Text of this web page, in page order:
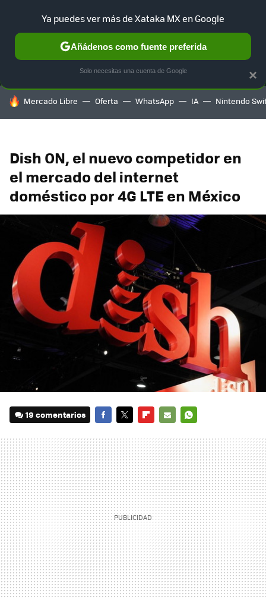
MENÚ NUEVO
GAMING HOME AUTO
HOY SE HABLA DE
Mercado Libre Oferta WhatsApp IA Nintendo
Dish ON, el nuevo competidor en
el mercado del internet
doméstico por 4G LTE en México
19 comentarios
MAIL
×
Ya puedes ver más de Xataka MX en Google
Añádenos como fuente preferida
Solo necesitas una cuenta de Google